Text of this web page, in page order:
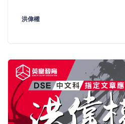
免費
(19)
收費
重
設
密
碼
洪偉權